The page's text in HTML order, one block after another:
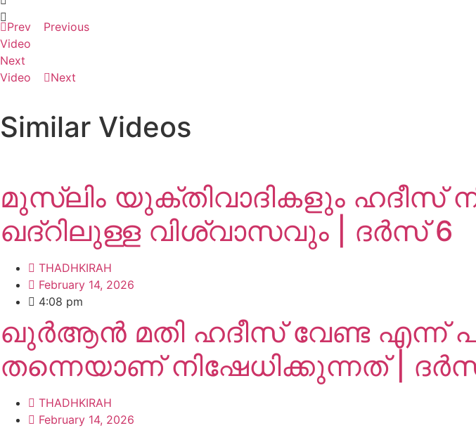
Prev
Previous
Video
Next
Video
Next
Similar Videos
മുസ്ലിം യുക്തിവാദികളും ഹദീസ്
ഖദ്റിലുള്ള വിശ്വാസവും | ദർസ് 6
THADHKIRAH
February 14, 2026
4:08 pm
ഖുർആൻ മതി ഹദീസ് വേണ്ട എന്ന്
തന്നെയാണ് നിഷേധിക്കുന്നത് |
THADHKIRAH
February 14, 2026